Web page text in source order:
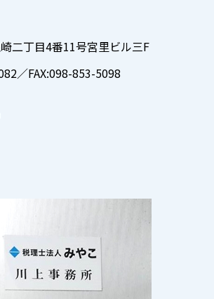
二丁目4番11号宮里ビル三F
／FAX:098-853-5098